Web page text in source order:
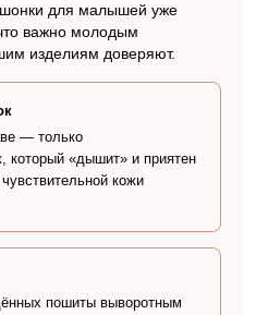
для малышей уже
важно молодым
изделиям доверяют.
— только
который «дышит» и приятен
кожи
пошиты выворотным